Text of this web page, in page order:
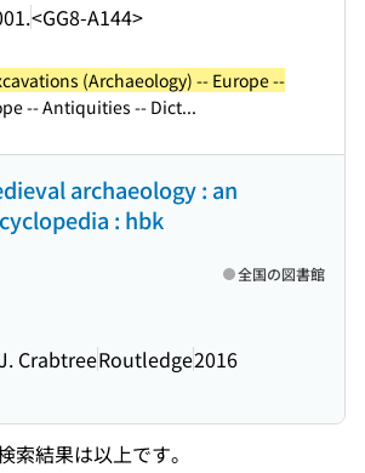
<GG8-A144>
(Archaeology) -- Europe --
-- Antiquities -- Dict...
archaeology : an
: hbk
CrabtreeRoutledge2016
全国の図書館
索結果は以上です。